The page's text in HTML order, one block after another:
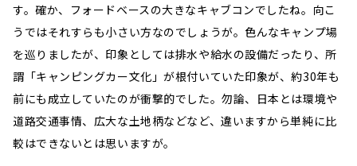
す。確か、フォードベースの大きなキャブコンでしたね。向こ
うではそれすらも小さい方なのでしょうが。色んなキャンプ場
を巡りましたが、印象としては排水や給水の設備だったり、所
謂「キャンピングカー文化」が根付いていた印象が、約30年も
前にも成立していたのが衝撃的でした。勿論、日本とは環境や
道路交通事情、広大な土地柄などなど、違いますから単純に比
較はできないとは思いますが。